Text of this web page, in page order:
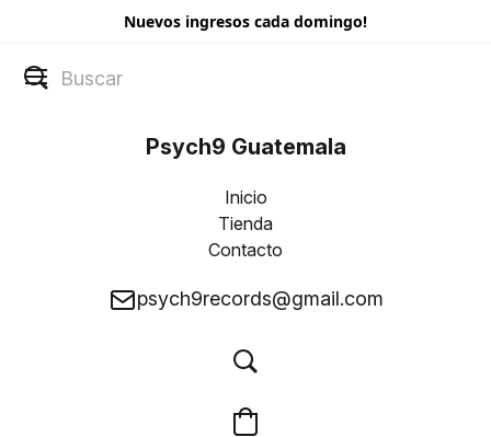
Nuevos ingresos cada domingo!
Psych9 Guatemala
Inicio
Tienda
Contacto
psych9records@gmail.com